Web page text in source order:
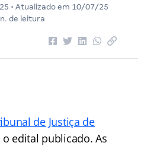
• Atualizado em 10/07/25
de leitura
de Justiça de
edital publicado. As